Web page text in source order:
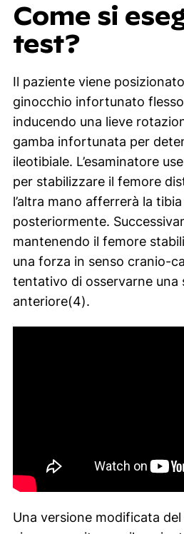
Come si
test?
Il paziente viene
ginocchio infortunato
inducendo una lieve
gamba infortunata per
ileotibiale. L’esaminatore
per stabilizzare il femore
l’altra mano afferrerà la
posteriormente.
mantenendo il femore
una forza in senso cranio-
tentativo di osservarne una
anteriore(4).
Una versione modificata